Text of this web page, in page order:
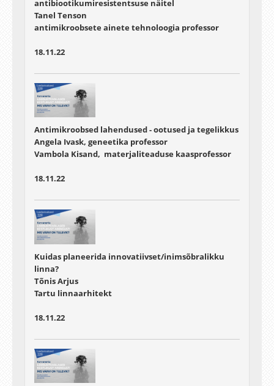
antibiootikumiresistentsuse näitel
Tanel Tenson
antimikroobsete ainete tehnoloogia professor
18.11.22
Antimikroobsed lahendused - ootused ja tegelikkus
Angela Ivask, geneetika professor
Vambola Kisand, materjaliteaduse kaasprofessor
18.11.22
Kuidas planeerida innovatiivset/inimsõbralikku
linna?
Tõnis Arjus
Tartu linnaarhitekt
18.11.22